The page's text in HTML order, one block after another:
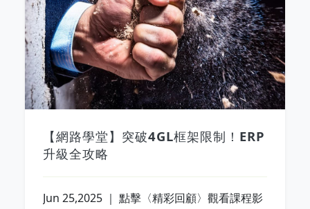
【網路學堂】突破4GL框架限制！ERP
升級全攻略
Jun 25,2025 ｜ 點擊〈精彩回顧〉觀看課程影